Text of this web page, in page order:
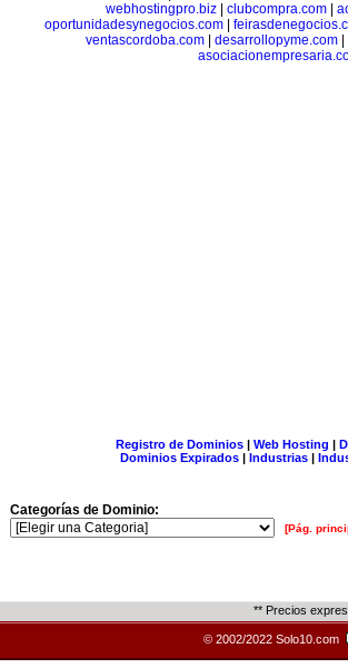
webhostingpro.biz| clubcompra.com|
oportunidadesynegocios.com|
ventascordoba.com| desarrollopyme.com|
Registro de Dominios| Web Hosting |
Dominios Expirados | Industrias |
Categorías de Dominio:
[Pág.
** Precios
© 2002/2022 Solo10.com